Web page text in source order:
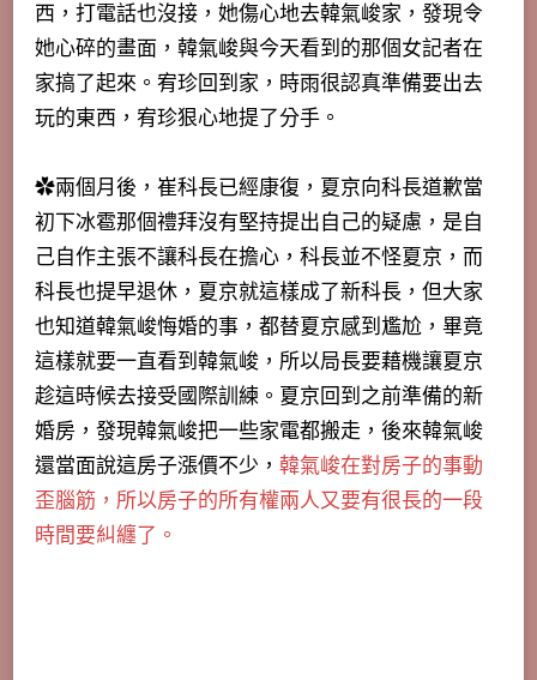
西，打電話也沒接，她傷心地去韓氣峻家，發現令
她心碎的畫面，韓氣峻與今天看到的那個女記者在
家搞了起來。宥珍回到家，時雨很認真準備要出去
玩的東西，宥珍狠心地提了分手。
✿兩個月後，崔科長已經康復，夏京向科長道歉當
初下冰雹那個禮拜沒有堅持提出自己的疑慮，是自
己自作主張不讓科長在擔心，科長並不怪夏京，而
科長也提早退休，夏京就這樣成了新科長，但大家
也知道韓氣峻悔婚的事，都替夏京感到尷尬，畢竟
這樣就要一直看到韓氣峻，所以局長要藉機讓夏京
趁這時候去接受國際訓練。夏京回到之前準備的新
婚房，發現韓氣峻把一些家電都搬走，後來韓氣峻
還當面說這房子漲價不少， 韓氣峻在對房子的事動
歪腦筋，所以房子的所有權兩人又要有很長的一段
時間要糾纏了。